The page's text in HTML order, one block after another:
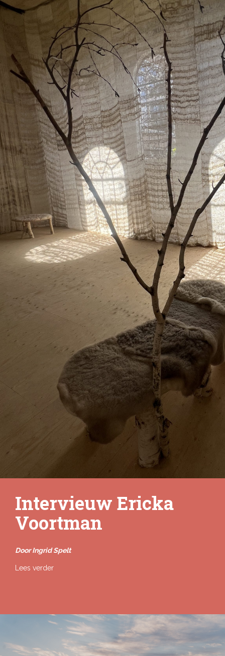
Intervieuw Ericka
Voortman
Door Ingrid Spelt
Lees verder